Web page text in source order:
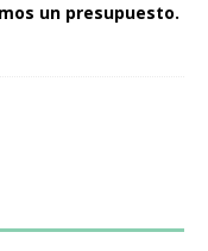
un presupuesto.